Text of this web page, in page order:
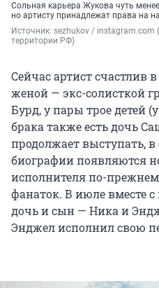
Сольная карьера Жукова чуть
но артисту принадлежат права на
Источник: sezhukov / instagram.com
территории РФ)
Сейчас артист счастлив
женой — экс-солисткой
Бурд, у пары трое детей
брака также есть дочь
продолжает выступать, в
биографии появляются
исполнителя по-
фанаток. В июле вместе
дочь и сын — Ника и
Энджел исполнил свою